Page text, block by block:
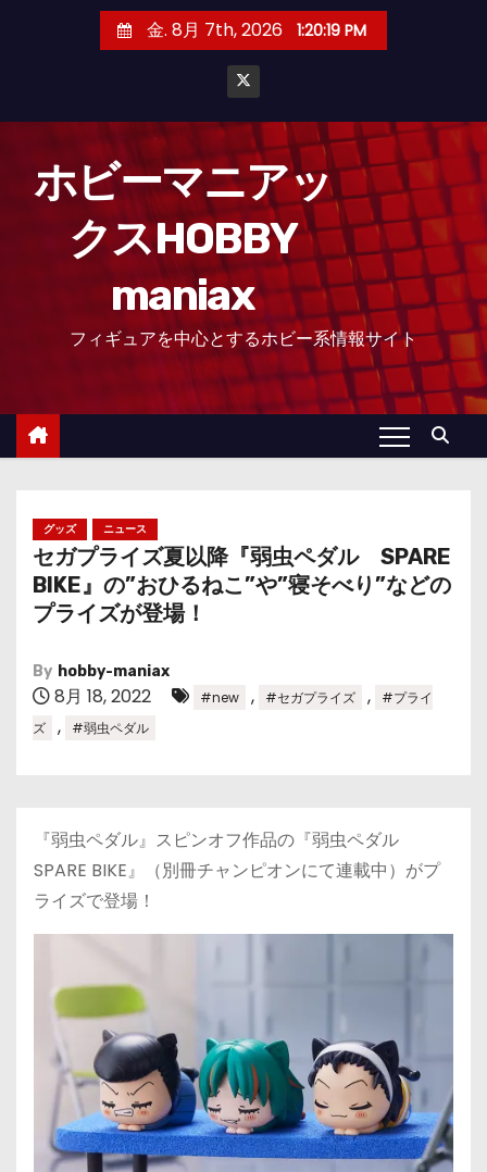
金. 8月 7th, 2026 1:20:20 PM
ホビーマニアッ
クスHOBBY
maniax
フィギュアを中心とするホビー系情報サイト
グッズ ニュース
セガプライズ夏以降『弱虫ペダル SPARE
BIKE』の”おひるねこ”や”寝そべり”などの
プライズが登場！
By hobby-maniax
8月 18, 2022 #new , #セガプライズ ,
#プライ
ズ
, #弱虫ペダル
『弱虫ペダル』スピンオフ作品の『弱虫ペダル
SPARE BIKE』（別冊チャンピオンにて連載中）がプ
ライズで登場！